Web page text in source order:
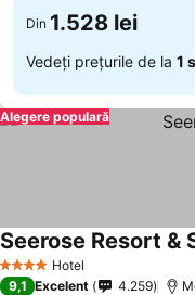
Din 1.528 lei
Vedeți prețurile de la 1
Alegere populară
4 Stele Hotel
Seerose Resort &
9,1 Excelent 4.259